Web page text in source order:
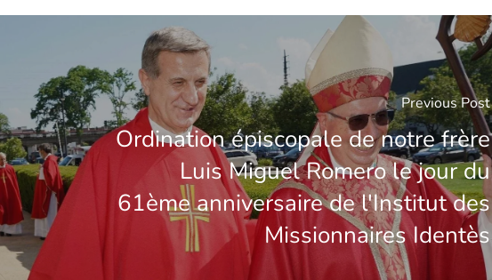
Previous Post
Ordination épiscopale de notre frère
Luis Miguel Romero le jour du
61ème anniversaire de l'Institut des
Missionnaires Identès